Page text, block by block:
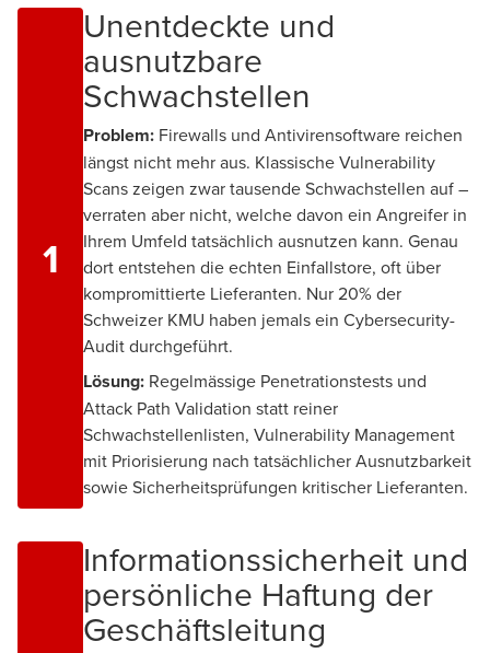
1
Unentdeckte und
ausnutzbare
Schwachstellen
Problem: Firewalls und Antivirensoftware reichen
längst nicht mehr aus. Klassische Vulnerability
Scans zeigen zwar tausende Schwachstellen auf –
verraten aber nicht, welche davon ein Angreifer in
Ihrem Umfeld tatsächlich ausnutzen kann. Genau
dort entstehen die echten Einfallstore, oft über
kompromittierte Lieferanten. Nur 20% der
Schweizer KMU haben jemals ein Cybersecurity-
Audit durchgeführt.
Lösung: Regelmässige Penetrationstests und
Attack Path Validation statt reiner
Schwachstellenlisten, Vulnerability Management
mit Priorisierung nach tatsächlicher Ausnutzbarkeit
sowie Sicherheitsprüfungen kritischer Lieferanten.
Informationssicherheit und
persönliche Haftung der
Geschäftsleitung
Consultant Cyber Security